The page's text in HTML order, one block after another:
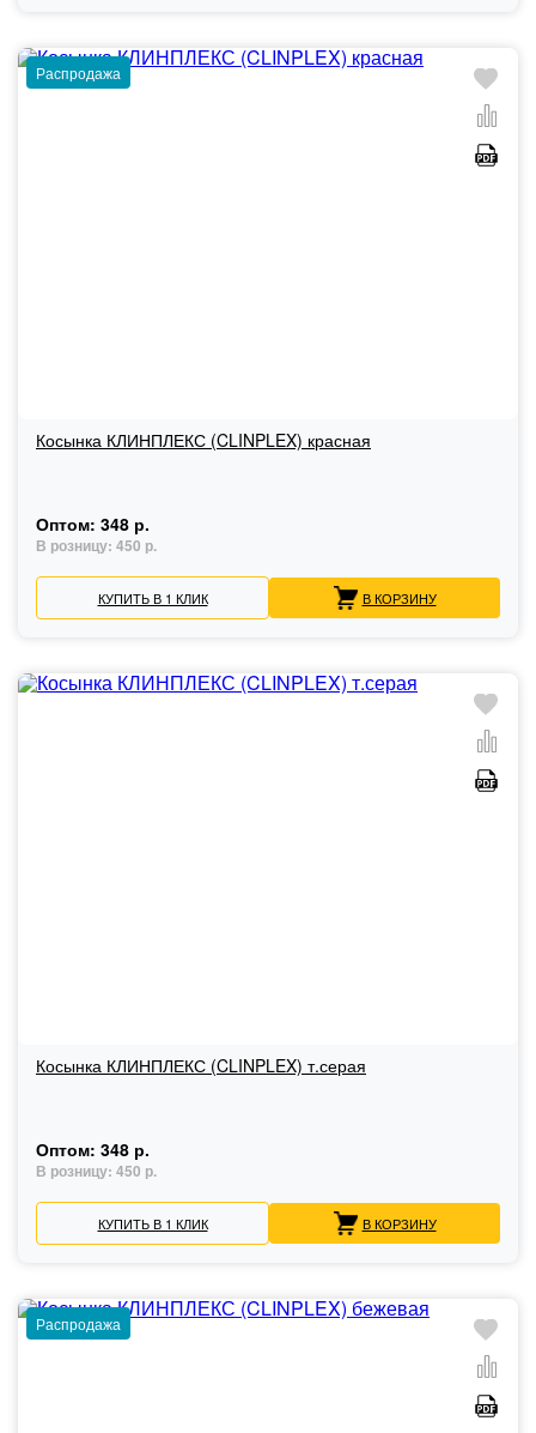
Распродажа
Косынка КЛИНПЛЕКС (CLINPLEX) красная
Оптом: 348 р.
В розницу: 450 р.
КУПИТЬ В 1 КЛИК В КОРЗИНУ
Косынка КЛИНПЛЕКС (CLINPLEX) т.серая
Оптом: 348 р.
В розницу: 450 р.
КУПИТЬ В 1 КЛИК В КОРЗИНУ
Распродажа